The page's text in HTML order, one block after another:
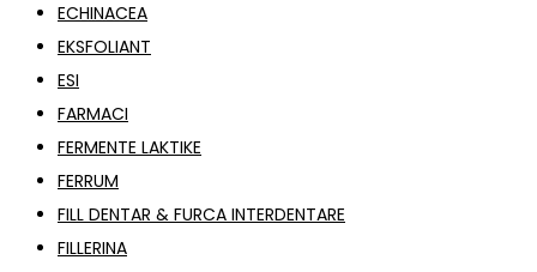
ECHINACEA
EKSFOLIANT
ESI
FARMACI
FERMENTE LAKTIKE
FERRUM
FILL DENTAR & FURCA INTERDENTARE
FILLERINA